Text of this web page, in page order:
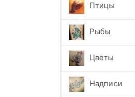
Птицы
Рыбы
Цветы
Надписи